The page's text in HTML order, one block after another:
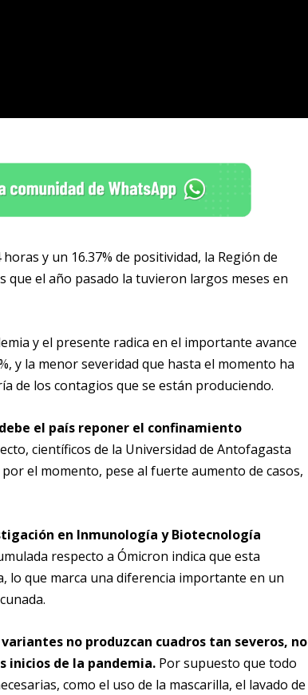
y un 16.37% de positividad, la Región de
el año pasado la tuvieron largos meses en
y el presente radica en el importante avance
y la menor severidad que hasta el momento ha
de los contagios que se están produciendo.
el país reponer el confinamiento
científicos de la Universidad de Antofagasta
el momento, pese al fuerte aumento de casos,
en Inmunología y Biotecnología
respecto a Ómicron indica que esta
lo que marca una diferencia importante en un
no produzcan cuadros tan severos, no
inicios de la pandemia. Por supuesto que todo
como el uso de la mascarilla, el lavado de